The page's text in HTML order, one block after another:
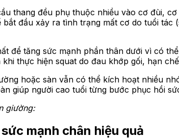
thang đều phụ thuộc nhiều vào cơ đùi,
đầu xảy ra tình trạng mất cơ do tuổi
để tăng sức mạnh phần thân dưới vì có
thực hiện squat do đau khớp gối, hạn
hoặc sàn vẫn có thể kích hoạt nhiều
giúp người cao tuổi từng bước phục hồi
giường:
mạnh chân hiệu quả